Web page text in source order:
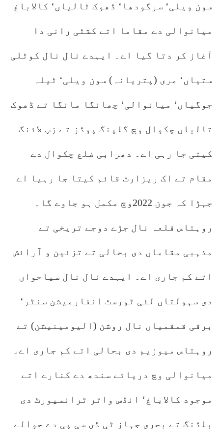
سون ویلی‘ سرگودھا‘ ڈھوک ٹالیاں‘ کالاباغ
میانوالی دے مقاما اتے کشٹی رانی دا
آغاز کر دتا گیا اے۔ ایہدے نال نال کوٹلی
ستیاں‘ مری (پتریانہ) سون ویلی‘ ٹیلہ
جوگیاں‘ میانوالی‘ چھانگا مانگا تے ڈھوک
تالیاں چکوال وچ گلپنگ پوڈز تے زپ لائنگ
کیتی جا رہی اے۔ دھرابی ضلع چکوال دے
مقام تے اک ریزارٹ قائم کیتا جا رہیا اے
جہڑا کہ جون 2022وچ مکمل ہو جاوے گا۔
روہتاس قلعہ نال جڑے دوجے تریخی تے
مذہبی مقاماں دی بحالی تے تزئین و آرائش
اتے کم جاری اے۔ ایہدے نال نال سیاحواں
دی سہولتاں لئی ٹورسٹ انفارمیشن سنٹر‘
برقی قمقمیاں نال روشن (الیومینیشن) تے
روہتاس میوزیم دی بحالی اتے کم جاری اے۔
میانوالی وچ دریائے سندھ دے کنارے اتے
موجود کالاباغ‘ انڈس واٹر ٹرانسپورٹ دی
بلڈنگ تے بحری جہاز ٹی ڈی سی پی دے حوالے